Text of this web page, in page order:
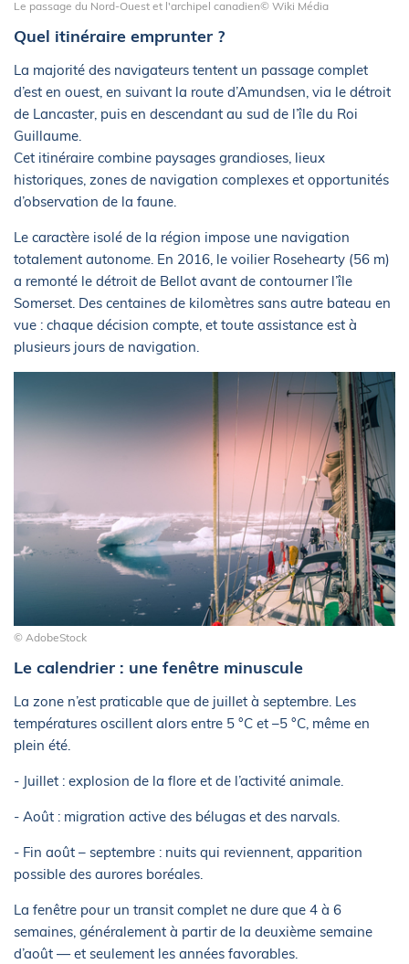
Le passage du Nord-Ouest et l'archipel canadien© Wiki Média
Quel itinéraire emprunter ?
La majorité des navigateurs tentent un passage complet
d’est en ouest, en suivant la route d’Amundsen, via le détroit
de Lancaster, puis en descendant au sud de l’île du Roi
Guillaume.
Cet itinéraire combine paysages grandioses, lieux
historiques, zones de navigation complexes et opportunités
d’observation de la faune.
Le caractère isolé de la région impose une navigation
totalement autonome. En 2016, le voilier Rosehearty (56 m)
a remonté le détroit de Bellot avant de contourner l’île
Somerset. Des centaines de kilomètres sans autre bateau en
vue : chaque décision compte, et toute assistance est à
plusieurs jours de navigation.
© AdobeStock
Le calendrier : une fenêtre minuscule
La zone n’est praticable que de juillet à septembre. Les
températures oscillent alors entre 5 °C et –5 °C, même en
plein été.
- Juillet : explosion de la flore et de l’activité animale.
- Août : migration active des bélugas et des narvals.
- Fin août – septembre : nuits qui reviennent, apparition
possible des aurores boréales.
La fenêtre pour un transit complet ne dure que 4 à 6
semaines, généralement à partir de la deuxième semaine
d’août — et seulement les années favorables.